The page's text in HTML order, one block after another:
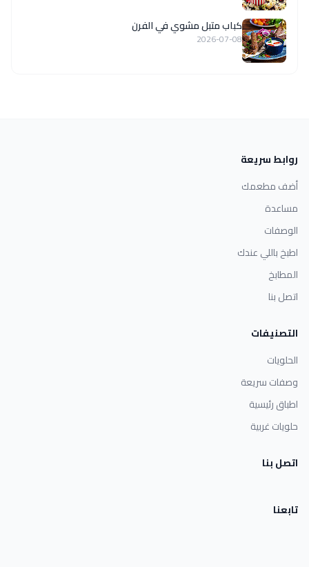
كباب متبل مشوي في الفرن
2026-07-08
روابط سريعة
أضف مطعمك
مساعدة
الوصفات
اطبخ باللي عندك
المطابخ
اتصل بنا
التصنيفات
الحلويات
وصفات سريعة
اطباق رئيسية
حلويات غربية
اتصل بنا
تابعنا